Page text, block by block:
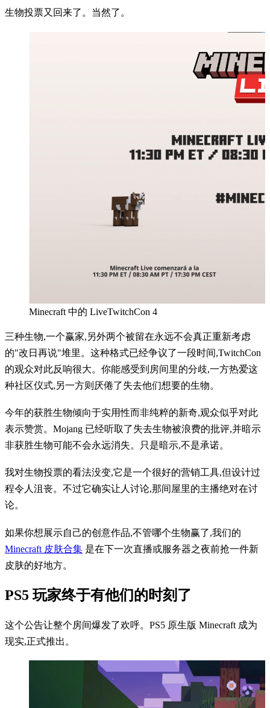
生物投票又回来了。当然了。
Minecraft 中的 LiveTwitchCon 4
三种生物,一个赢家,另外两个被留在永远不会真正重新考虑
的"改日再说"堆里。这种格式已经争议了一段时间,TwitchCon
的观众对此反响很大。你能感受到房间里的分歧,一方热爱这
种社区仪式,另一方则厌倦了失去他们想要的生物。
今年的获胜生物倾向于实用性而非纯粹的新奇,观众似乎对此
表示赞赏。Mojang 已经听取了失去生物被浪费的批评,并暗示
非获胜生物可能不会永远消失。只是暗示,不是承诺。
我对生物投票的看法没变,它是一个很好的营销工具,但设计过
程令人沮丧。不过它确实让人讨论,那间屋里的主播绝对在讨
论。
如果你想展示自己的创意作品,不管哪个生物赢了,我们的
Minecraft 皮肤合集 是在下一次直播或服务器之夜前抢一件新
皮肤的好地方。
PS5 玩家终于有他们的时刻了
这个公告让整个房间爆发了欢呼。PS5 原生版 Minecraft 成为
现实,正式推出。